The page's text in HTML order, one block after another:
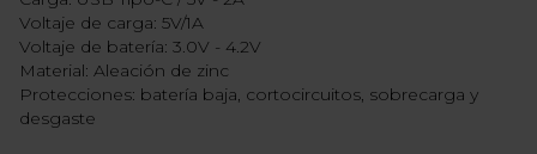
Voltaje de carga: 5V/1A
Voltaje de batería: 3.0V - 4.2V
Material: Aleación de zinc
Protecciones: batería baja, cortocircuitos, sobrecarga y
desgaste